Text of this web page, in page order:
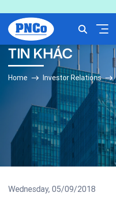
TIN KHÁC
Home Investor Relations
Wednesday, 05/09/2018